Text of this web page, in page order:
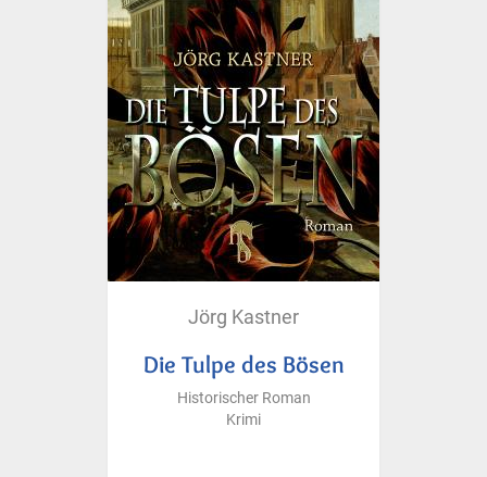
Jörg Kastner
Die Tulpe des Bösen
Historischer Roman
Krimi